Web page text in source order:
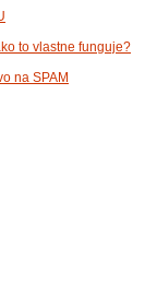
to vlastne funguje?
na SPAM